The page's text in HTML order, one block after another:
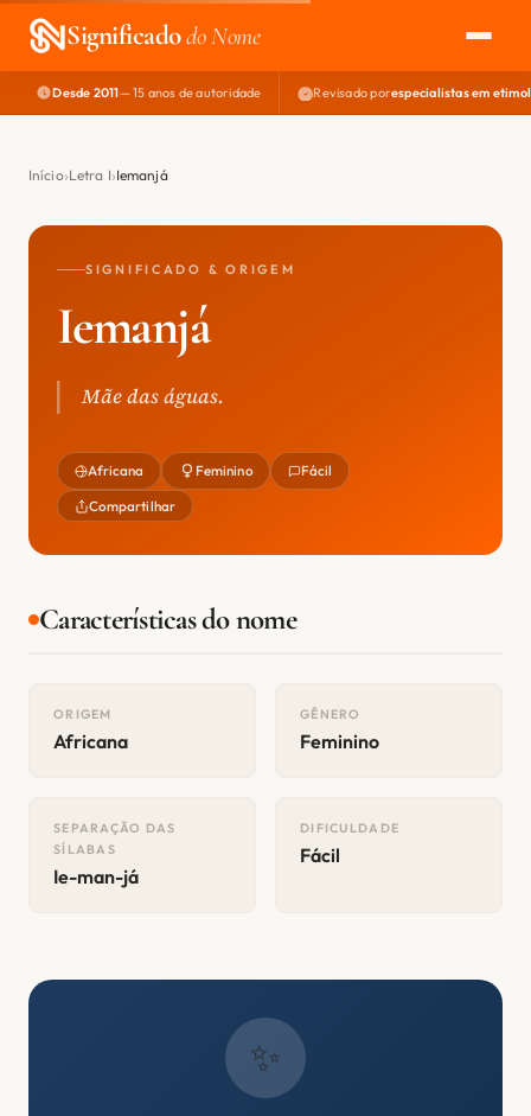
Significadodo Nome
EXPLORAR
NOME PERFEITO
Desde 2011— 15 anos de autoridade Revisado porespecialistas em
Início Letra I Iemanjá
SIGNIFICADO & ORIGEM
Iemanjá
Mãe das águas.
Africana Feminino Fácil
Compartilhar
Características do nome
ORIGEM
Africana
GÊNERO
Feminino
SEPARAÇÃO DAS
SÍLABAS
Ie-man-já
DIFICULDADE
Fácil
✨